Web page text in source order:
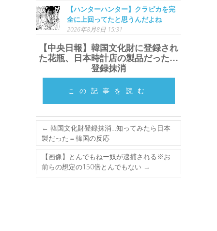
【ハンターハンター】クラピカを完
全に上回ってたと思うんだよね
2026年8月8日 15:31
【中央日報】韓国文化財に登録され
た花瓶、日本時計店の製品だった…
登録抹消
この記事を読む
← 韓国文化財登録抹消…知ってみたら日本
製だった＝韓国の反応
【画像】とんでもねー奴が逮捕される※お
前らの想定の150倍とんでもない →